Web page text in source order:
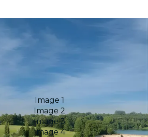
Image 1
Image 2
Image 3
Image 4